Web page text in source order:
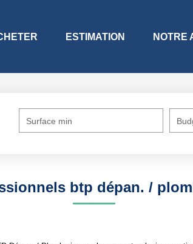
ESTIMATION NOTRE
Surface min
btp dépan. /